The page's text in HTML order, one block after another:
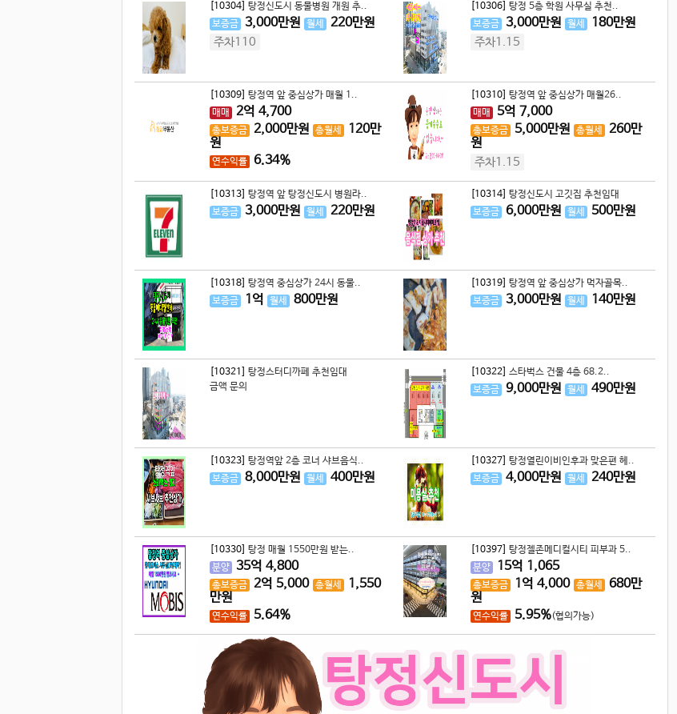
[10304] 탕정신도시 동물병원 개원 추..
보증금
3,000만원 월세 220만원
주차110
[10306] 탕정 5층 학원 사무실 추천..
보증금
3,000만원 월세 180만원
주차1.15
[10309] 탕정역 앞 중심상가 매월 1..
매매
2억 4,700
총보증금 2,000만원 총월세 120만
원
연수익률 6.34%
[10310] 탕정역 앞 중심상가 매월26..
매매
5억 7,000
총보증금 5,000만원 총월세 260만
원
주차1.15
[10313] 탕정역 앞 탕정신도시 병원라..
보증금
3,000만원 월세 220만원
[10314] 탕정신도시 고깃집 추천임대
보증금
6,000만원 월세 500만원
[10318] 탕정역 중심상가 24시 동물..
보증금
1억 월세 800만원
[10319] 탕정역 앞 중심상가 먹자골목..
보증금
3,000만원 월세 140만원
[10321]
탕정스터디까페 추천임대
금액 문의
[10322] 스타벅스 건물 4층 68.2..
보증금
9,000만원 월세 490만원
[10323] 탕정역앞 2층 코너 샤브음식..
보증금 8,000만원 월세 400만원
[10327]
탕정열린이비인후과 맞은편 헤..
보증금
4,000만원 월세 240만원
[10330] 탕정 매월 1550만원 받는..
분양
35억 4,800
총보증금 2억 5,000 총월세
1,550
만원
연수익률 5.64%
[10397]
탕정젤존메디컬시티 피부과 5..
분양
15억 1,065
총보증금 1억 4,000 총월세 680만
원
연수익률 5.95%(협의가능)